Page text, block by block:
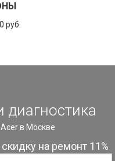
руб.
в Москве
на ремонт 11%